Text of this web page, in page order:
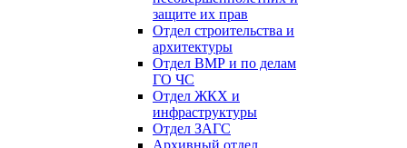
защите их прав
Отдел строительства и
архитектуры
Отдел ВМР и по делам
ГО ЧС
Отдел ЖКХ и
инфраструктуры
Отдел ЗАГС
Архивный отдел